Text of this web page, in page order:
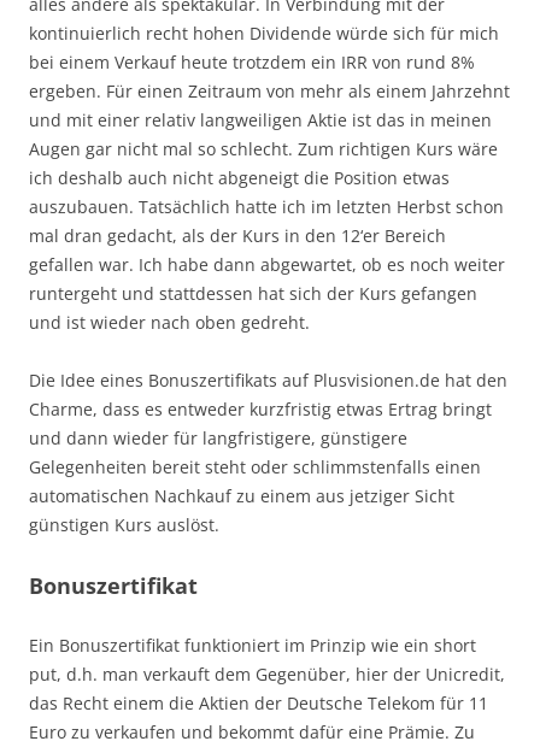
kontinuierlich recht hohen Dividende würde sich für mich
bei einem Verkauf heute trotzdem ein IRR von rund 8%
ergeben. Für einen Zeitraum von mehr als einem Jahrzehnt
und mit einer relativ langweiligen Aktie ist das in meinen
Augen gar nicht mal so schlecht. Zum richtigen Kurs wäre
ich deshalb auch nicht abgeneigt die Position etwas
auszubauen. Tatsächlich hatte ich im letzten Herbst schon
mal dran gedacht, als der Kurs in den 12‘er Bereich
gefallen war. Ich habe dann abgewartet, ob es noch weiter
runtergeht und stattdessen hat sich der Kurs gefangen
und ist wieder nach oben gedreht.
Die Idee eines Bonuszertifikats auf Plusvisionen.de hat den
Charme, dass es entweder kurzfristig etwas Ertrag bringt
und dann wieder für langfristigere, günstigere
Gelegenheiten bereit steht oder schlimmstenfalls einen
automatischen Nachkauf zu einem aus jetziger Sicht
günstigen Kurs auslöst.
Bonuszertifikat
Ein Bonuszertifikat funktioniert im Prinzip wie ein short
put, d.h. man verkauft dem Gegenüber, hier der Unicredit,
das Recht einem die Aktien der Deutsche Telekom für 11
Euro zu verkaufen und bekommt dafür eine Prämie. Zu